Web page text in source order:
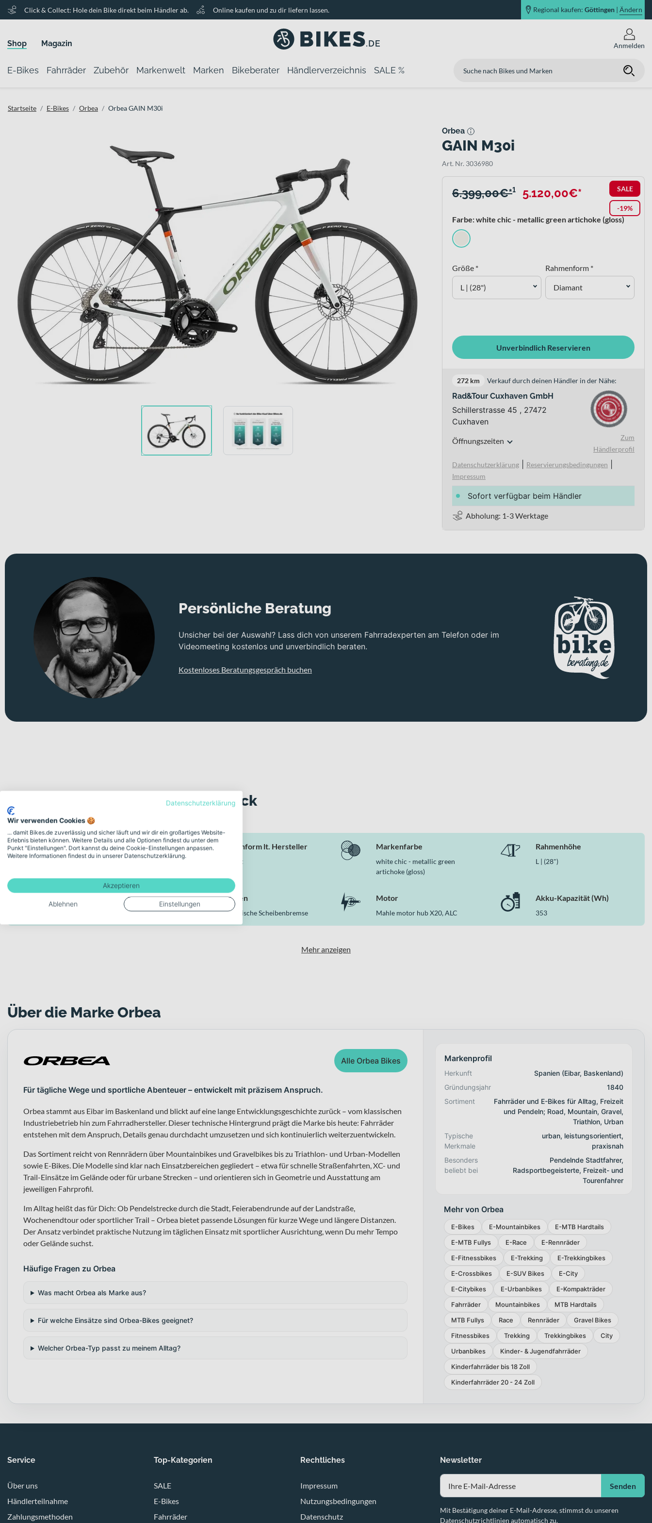
Click & Collect: Hole dein Bike direkt beim Händler ab. Online kaufen und zu dir liefern lassen. Regional kaufen: Göttingen | Ändern
Shop Magazin Anmelden
E-Bikes Fahrräder Zubehör Markenwelt Marken Bikeberater Händlerverzeichnis SALE %
Startseite E-Bikes Orbea Orbea GAIN M30i
Orbea
GAIN M30i
Art. Nr. 3036980
SALE
-19%
6.399,00€*¹ 5.120,00€*
Farbe: white chic - metallic green artichoke (gloss)
Größe *
L | (28")
Rahmenform *
Diamant
Unverbindlich Reservieren
272 km Verkauf durch deinen Händler in der Nähe:
Rad&Tour Cuxhaven GmbH
Schillerstrasse 45 , 27472
Cuxhaven
Öffnungszeiten
Zum
Händlerprofil
Datenschutzerklärung
Reservierungsbedingungen
Impressum
Sofort verfügbar beim Händler
Abholung: 1-3 Werktage
Persönliche Beratung
Unsicher bei der Auswahl? Lass dich von unserem Fahrradexperten am Telefon oder im
Videomeeting kostenlos und unverbindlich beraten.
Kostenloses Beratungsgespräch buchen
Deine Bike-Features auf einen Blick
Modellserie Bezeichnung Rahmenform lt. Hersteller
Diamant
Markenfarbe
white chic - metallic green
artichoke (gloss)
Rahmenhöhe
L | (28")
Bremsen
Hydraulische Scheibenbremse
Motor
Mahle motor hub X20, ALC
Akku-Kapazität (Wh)
353
Mehr anzeigen
Über die Marke Orbea
Alle Orbea Bikes
Für tägliche Wege und sportliche Abenteuer – entwickelt mit präzisem Anspruch.
Orbea stammt aus Eibar im Baskenland und blickt auf eine lange Entwicklungsgeschichte zurück – vom klassischen
Industriebetrieb hin zum Fahrradhersteller. Dieser technische Hintergrund prägt die Marke bis heute: Fahrräder
entstehen mit dem Anspruch, Details genau durchdacht umzusetzen und sich kontinuierlich weiterzuentwickeln.
Das Sortiment reicht von Rennrädern über Mountainbikes und Gravelbikes bis zu Triathlon- und Urban-Modellen
sowie E-Bikes. Die Modelle sind klar nach Einsatzbereichen gegliedert – etwa für schnelle Straßenfahrten, XC- und
Trail-Einsätze im Gelände oder für urbane Strecken – und orientieren sich in Geometrie und Ausstattung am
jeweiligen Fahrprofil.
Im Alltag heißt das für Dich: Ob Pendelstrecke durch die Stadt, Feierabendrunde auf der Landstraße,
Wochenendtour oder sportlicher Trail – Orbea bietet passende Lösungen für kurze Wege und längere Distanzen.
Der Ansatz verbindet praktische Nutzung im täglichen Einsatz mit sportlicher Ausrichtung, wenn Du mehr Tempo
oder Gelände suchst.
Häufige Fragen zu Orbea
Was macht Orbea als Marke aus?
Für welche Einsätze sind Orbea-Bikes geeignet?
Welcher Orbea-Typ passt zu meinem Alltag?
Markenprofil
Herkunft
Spanien (Eibar, Baskenland)
Gründungsjahr
1840
Sortiment
Fahrräder und E-Bikes für Alltag, Freizeit
und Pendeln; Road, Mountain, Gravel,
Triathlon, Urban
Typische
Merkmale
urban, leistungsorientiert,
praxisnah
Besonders
beliebt bei
Pendelnde Stadtfahrer,
Radsportbegeisterte, Freizeit- und
Tourenfahrer
Mehr von Orbea
E-Bikes E-Mountainbikes
E-MTB Hardtails
E-MTB Fullys
E-Race
E-Rennräder
E-Fitnessbikes
E-Trekking
E-Trekkingbikes
E-Crossbikes
E-SUV Bikes
E-City
E-Citybikes
E-Urbanbikes
E-Kompakträder
Fahrräder
Mountainbikes
MTB Hardtails
MTB Fullys
Race Rennräder
Gravel Bikes
Fitnessbikes
Trekking Trekkingbikes
City
Urbanbikes
Kinder- & Jugendfahrräder
Kinderfahrräder bis 18 Zoll
Kinderfahrräder 20 - 24 Zoll
Service
Über uns
Händlerteilnahme
Zahlungsmethoden
Top-Kategorien
SALE
E-Bikes
Fahrräder
Rechtliches
Impressum
Nutzungsbedingungen
Datenschutz
Newsletter
Senden
Mit Bestätigung deiner E-Mail-Adresse, stimmst du unseren
Datenschutzrichtlinien automatisch zu.
Datenschutzerklärung
Wir verwenden Cookies 🍪
... damit Bikes.de zuverlässig und sicher läuft und wir dir ein großartiges Website-
Erlebnis bieten können. Weitere Details und alle Optionen findest du unter dem
Punkt "Einstellungen". Dort kannst du deine Cookie-Einstellungen anpassen.
Weitere Informationen findest du in unserer Datenschutzerklärung.
Akzeptieren
Ablehnen Einstellungen